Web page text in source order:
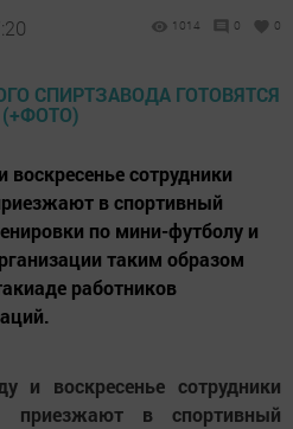
1014 0 0
сотрудники
в спортивный
по мини-футболу и
таким образом
работников
воскресенье сотрудники
приезжают в спортивный